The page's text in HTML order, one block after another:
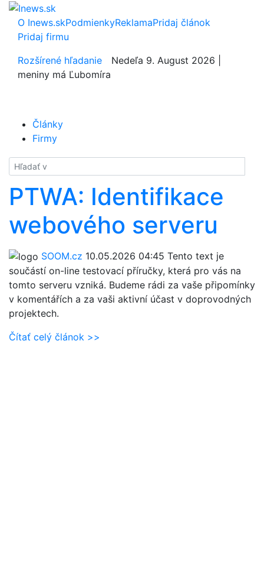
O Inews.skPodmienkyReklamaPridaj článok
Pridaj firmu
Rozšírené hľadanie
Nedeľa 9. August 2026 |
meniny má Ľubomíra
Články
Firmy
Hladať
PTWA: Identifikace
webového serveru
SOOM.cz 10.05.2026 04:45 Tento text je
součástí on-line testovací příručky, která pro vás na
tomto serveru vzniká. Budeme rádi za vaše připomínky
v komentářích a za vaši aktivní účast v doprovodných
projektech.
Čítať celý článok >>